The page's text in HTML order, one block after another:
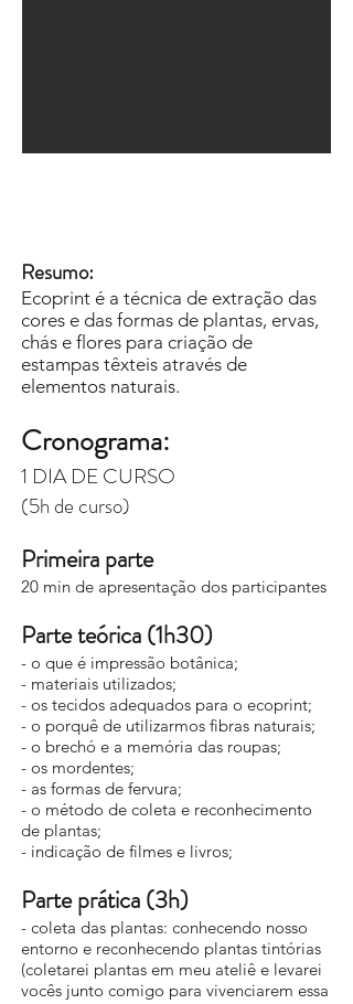
Resumo:
Ecoprint é a técnica de extração das
cores e das formas de plantas, ervas,
chás e flores para criação de
estampas têxteis através de
elementos naturais.
Cronograma:
1 DIA DE CURSO
(5h de curso)
Primeira parte
20 min de apresentação dos participantes
Parte teórica (1h30)
- o que é impressão botânica;
- materiais utilizados;
- os tecidos adequados para o ecoprint;
- o porquê de utilizarmos fibras naturais;
- o brechó e a memória das roupas;
- os mordentes;
- as formas de fervura;
- o método de coleta e reconhecimento
de plantas;
- indicação de filmes e livros;
Parte prática (3h)
- coleta das plantas: conhecendo nosso
entorno e reconhecendo plantas tintórias
(coletarei plantas em meu ateliê e levarei
vocês junto comigo para vivenciarem essa